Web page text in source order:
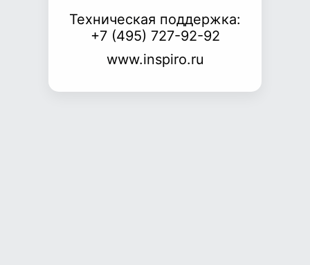
Техническая поддержка:
+7 (495) 727-92-92
www.inspiro.ru